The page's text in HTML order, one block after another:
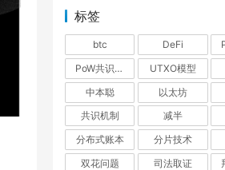
标签
btc DeFi
PoW共识机制
UTXO模型
中本聪
以太坊
共识机制
减半
分布式账本
分片技术
双花问题
司法取证